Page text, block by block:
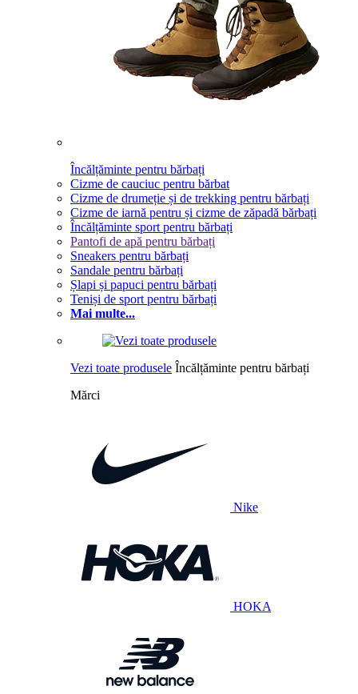
Încălțăminte pentru bărbați
Cizme de cauciuc pentru bărbat
Cizme de drumeție și de trekking pentru bărbați
Cizme de iarnă pentru și cizme de zăpadă bărbați
Încălțăminte sport pentru bărbați
Pantofi de apă pentru bărbați
Sneakers pentru bărbați
Sandale pentru bărbați
Șlapi și papuci pentru bărbați
Teniși de sport pentru bărbați
Mai multe...
Vezi toate produsele Încălțăminte pentru bărbați
Mărci
Nike
HOKA